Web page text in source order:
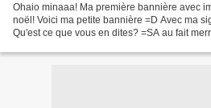
Ohaio minaaa! Ma première bannière avec
noël! Voici ma petite bannière =D Avec ma
Qu'est ce que vous en dites? =SA au fait